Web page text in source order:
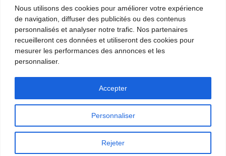
Nous utilisons des cookies pour améliorer votre expérience
de navigation, diffuser des publicités ou des contenus
personnalisés et analyser notre trafic. Nos partenaires
recueilleront ces données et utiliseront des cookies pour
mesurer les performances des annonces et les
personnaliser.
Personnaliser
Rejeter
Accepter
et de tendances. Notre équipe de journalistes vous
propose quotidiennement de suivre l'actualité en
France et à l'international.
Contactez-nous:contact@axonpost.com
Mentions légales Nos auteurs
Contacter Axonpost